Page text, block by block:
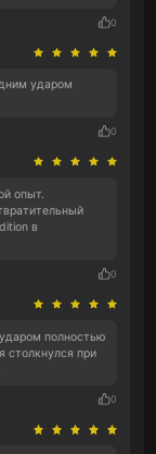
0
ударом
0
опыт.
в
0
полностью
столкнулся при
0